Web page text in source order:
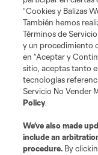
“Cookies y Balizas
También hemos
Términos de
y un procedimiento
en “Aceptar y
sitio, aceptas tanto
tecnologías
Servicio No Vender
Policy.
We’ve also made
include an
procedure. By